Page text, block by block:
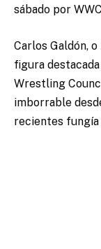
sábado por
Carlos Galdón,
figura
Wrestling
imborrable
recientes fungía